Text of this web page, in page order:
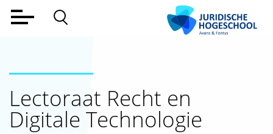
Deeltijd
Werkveld
Lectoraat Recht en
Digitale Technologie